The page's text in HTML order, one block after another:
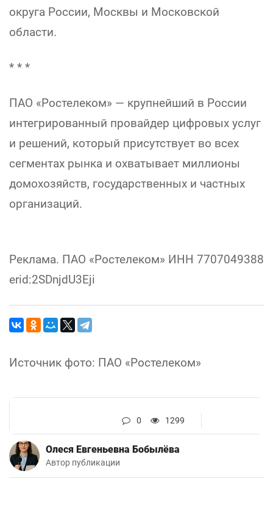
округа России, Москвы и Московской
области.
* * *
ПАО «Ростелеком» — крупнейший в России
интегрированный провайдер цифровых услуг
и решений, который присутствует во всех
сегментах рынка и охватывает миллионы
домохозяйств, государственных и частных
организаций.
Реклама. ПАО «Ростелеком» ИНН 7707049388
erid:2SDnjdU3Eji
Источник фото: ПАО «Ростелеком»
0 1299
Олеся Евгеньевна Бобылёва
Автор публикации